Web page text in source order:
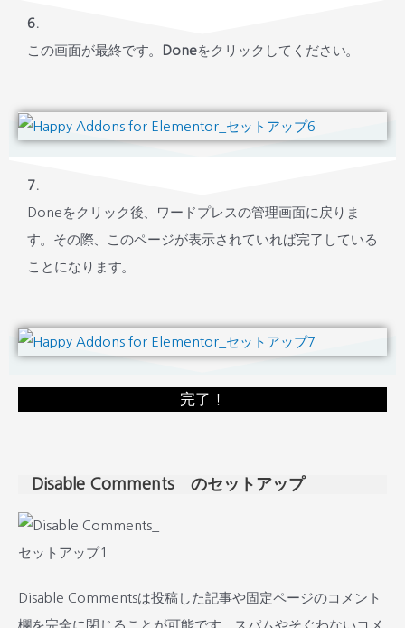
6.
この画面が最終です。
Doneをクリックしてください。
7.
Doneをクリック後、ワードプレスの管理画面に戻りま
す。その際、このページが表示されていれば完了している
ことになります。
完了！
Disable Comments のセットアップ
Disable Commentsは投稿した記事や固定ページのコメント
欄を完全に閉じることが可能です。スパムやそぐわないコメ